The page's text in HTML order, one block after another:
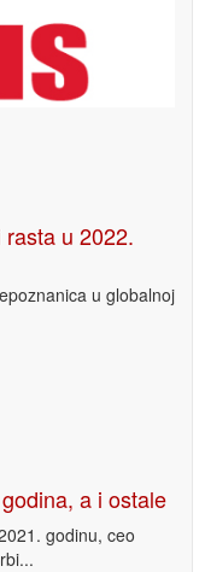
u 2022.
u globalnoj
a i ostale
godinu, ceo